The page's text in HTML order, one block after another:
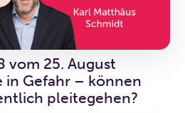
vom 25. August
in Gefahr – können
pleitegehen?